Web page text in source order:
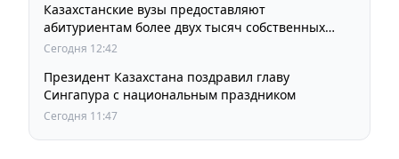
Казахстанские вузы предоставляют
абитуриентам более двух тысяч собственных
образовательных грантов
Сегодня 12:42
Президент Казахстана поздравил главу
Сингапура с национальным праздником
Сегодня 11:47